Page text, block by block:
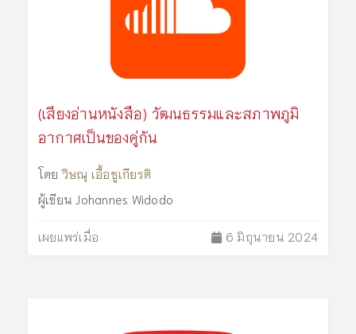
(เสียงอ่านหนังสือ) วัฒนธรรมและสภาพภูมิ
อากาศเป็นของคู่กัน
โดย วิษณุ เอื้อชูเกียรติ
ผู้เขียน Johannes Widodo
เผยแพร่เมื่อ 6 มิถุนายน 2024